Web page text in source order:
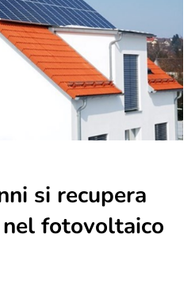
si recupera
fotovoltaico